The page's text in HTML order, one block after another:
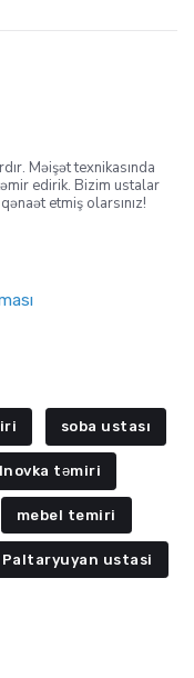
Məişət texnikasında
edirik. Bizim ustalar
etmiş olarsınız!
soba ustası
təmiri
mebel temiri
Paltaryuyan ustasi